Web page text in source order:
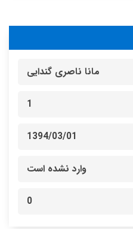
مانا ناصری گندایی
1
1394/03/01
وارد نشده است
0